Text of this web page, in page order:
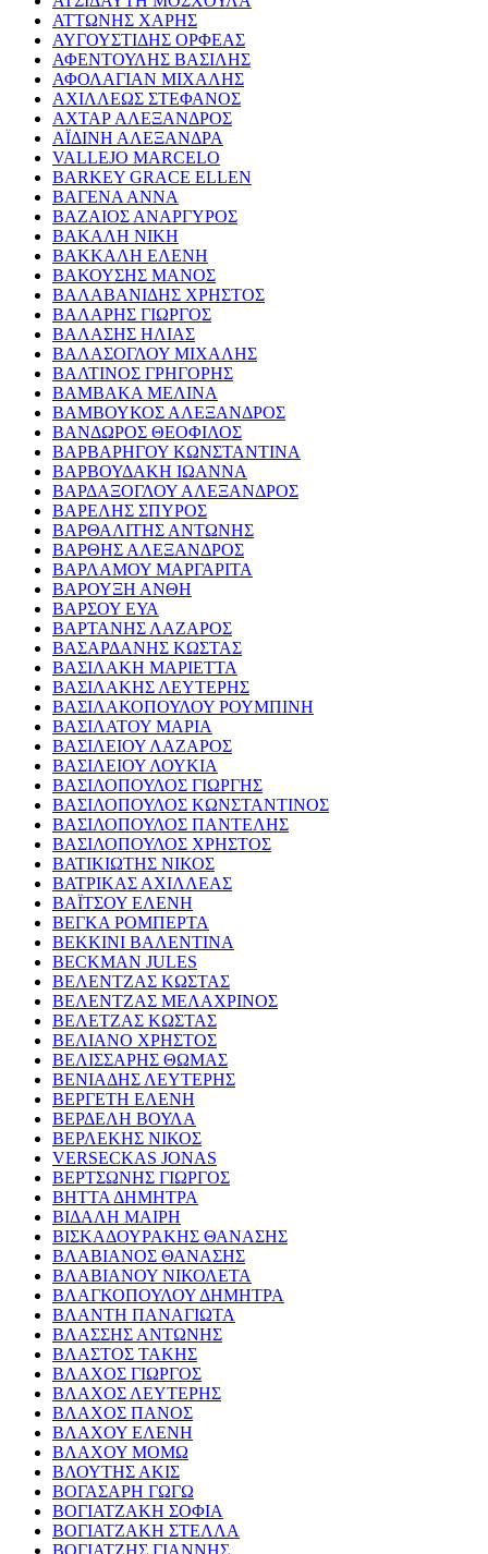
ΑΤΤΩΝΗΣ ΧΑΡΗΣ
ΑΥΓΟΥΣΤΙΔΗΣ ΟΡΦΕΑΣ
ΑΦΕΝΤΟΥΛΗΣ ΒΑΣΙΛΗΣ
ΑΦΟΛΑΓΙΑΝ ΜΙΧΑΛΗΣ
ΑΧΙΛΛΕΩΣ ΣΤΕΦΑΝΟΣ
ΑΧΤΑΡ ΑΛΕΞΑΝΔΡΟΣ
ΑΪΔΙΝΗ ΑΛΕΞΑΝΔΡΑ
VALLEJO MARCELO
BARKEY GRACE ELLEN
ΒΑΓΕΝΑ ΑΝΝΑ
ΒΑΖΑΙΟΣ ΑΝΑΡΓΥΡΟΣ
ΒΑΚΑΛΗ ΝΙΚΗ
ΒΑΚΚΑΛΗ ΕΛΕΝΗ
ΒΑΚΟΥΣΗΣ ΜΑΝΟΣ
ΒΑΛΑΒΑΝΙΔΗΣ ΧΡΗΣΤΟΣ
ΒΑΛΑΡΗΣ ΓΙΩΡΓΟΣ
ΒΑΛΑΣΗΣ ΗΛΙΑΣ
ΒΑΛΑΣΟΓΛΟΥ ΜΙΧΑΛΗΣ
ΒΑΛΤΙΝΟΣ ΓΡΗΓΟΡΗΣ
ΒΑΜΒΑΚΑ ΜΕΛΙΝΑ
ΒΑΜΒΟΥΚΟΣ ΑΛΕΞΑΝΔΡΟΣ
ΒΑΝΔΩΡΟΣ ΘΕΟΦΙΛΟΣ
ΒΑΡΒΑΡΗΓΟΥ ΚΩΝΣΤΑΝΤΙΝΑ
ΒΑΡΒΟΥΔΑΚΗ ΙΩΑΝΝΑ
ΒΑΡΔΑΞΟΓΛΟΥ ΑΛΕΞΑΝΔΡΟΣ
ΒΑΡΕΛΗΣ ΣΠΥΡΟΣ
ΒΑΡΘΑΛΙΤΗΣ ΑΝΤΩΝΗΣ
ΒΑΡΘΗΣ ΑΛΕΞΑΝΔΡΟΣ
ΒΑΡΛΑΜΟΥ ΜΑΡΓΑΡΙΤΑ
ΒΑΡΟΥΞΗ ΑΝΘΗ
ΒΑΡΣΟΥ ΕΥΑ
ΒΑΡΤΑΝΗΣ ΛΑΖΑΡΟΣ
ΒΑΣΑΡΔΑΝΗΣ ΚΩΣΤΑΣ
ΒΑΣΙΛΑΚΗ ΜΑΡΙΕΤΤΑ
ΒΑΣΙΛΑΚΗΣ ΛΕΥΤΕΡΗΣ
ΒΑΣΙΛΑΚΟΠΟΥΛΟΥ ΡΟΥΜΠΙΝΗ
ΒΑΣΙΛΑΤΟΥ ΜΑΡΙΑ
ΒΑΣΙΛΕΙΟΥ ΛΑΖΑΡΟΣ
ΒΑΣΙΛΕΙΟΥ ΛΟΥΚΙΑ
ΒΑΣΙΛΟΠΟΥΛΟΣ ΓΙΩΡΓΗΣ
ΒΑΣΙΛΟΠΟΥΛΟΣ ΚΩΝΣΤΑΝΤΙΝΟΣ
ΒΑΣΙΛΟΠΟΥΛΟΣ ΠΑΝΤΕΛΗΣ
ΒΑΣΙΛΟΠΟΥΛΟΣ ΧΡΗΣΤΟΣ
ΒΑΤΙΚΙΩΤΗΣ ΝΙΚΟΣ
ΒΑΤΡΙΚΑΣ ΑΧΙΛΛΕΑΣ
ΒΑΪΤΣΟΥ ΕΛΕΝΗ
ΒΕΓΚΑ ΡΟΜΠΕΡΤΑ
ΒΕΚΚΙΝΙ ΒΑΛΕΝΤΙΝΑ
BECKMAN JULES
ΒΕΛΕΝΤΖΑΣ ΚΩΣΤΑΣ
ΒΕΛΕΝΤΖΑΣ ΜΕΛΑΧΡΙΝΟΣ
ΒΕΛΕΤΖΑΣ ΚΩΣΤΑΣ
ΒΕΛΙΑΝΟ ΧΡΗΣΤΟΣ
ΒΕΛΙΣΣΑΡΗΣ ΘΩΜΑΣ
ΒΕΝΙΑΔΗΣ ΛΕΥΤΕΡΗΣ
ΒΕΡΓΕΤΗ ΕΛΕΝΗ
ΒΕΡΔΕΛΗ ΒΟΥΛΑ
ΒΕΡΛΕΚΗΣ ΝΙΚΟΣ
VERSECKAS JONAS
ΒΕΡΤΣΩΝΗΣ ΓΙΩΡΓΟΣ
ΒΗΤΤΑ ΔΗΜΗΤΡΑ
ΒΙΔΑΛΗ ΜΑΙΡΗ
ΒΙΣΚΑΔΟΥΡΑΚΗΣ ΘΑΝΑΣΗΣ
ΒΛΑΒΙΑΝΟΣ ΘΑΝΑΣΗΣ
ΒΛΑΒΙΑΝΟΥ ΝΙΚΟΛΕΤΑ
ΒΛΑΓΚΟΠΟΥΛΟΥ ΔΗΜΗΤΡΑ
ΒΛΑΝΤΗ ΠΑΝΑΓΙΩΤΑ
ΒΛΑΣΣΗΣ ΑΝΤΩΝΗΣ
ΒΛΑΣΤΟΣ ΤΑΚΗΣ
ΒΛΑΧΟΣ ΓΙΩΡΓΟΣ
ΒΛΑΧΟΣ ΛΕΥΤΕΡΗΣ
ΒΛΑΧΟΣ ΠΑΝΟΣ
ΒΛΑΧΟΥ ΕΛΕΝΗ
ΒΛΑΧΟΥ ΜΟΜΩ
ΒΛΟΥΤΗΣ ΑΚΙΣ
ΒΟΓΑΣΑΡΗ ΓΩΓΩ
ΒΟΓΙΑΤΖΑΚΗ ΣΟΦΙΑ
ΒΟΓΙΑΤΖΑΚΗ ΣΤΕΛΛΑ